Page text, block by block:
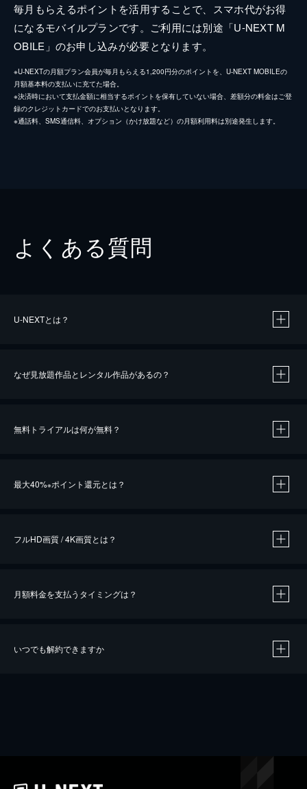
毎月もらえるポイントを活用することで、スマホ代がお得
になるモバイルプランです。ご利用には別途「U-NEXT M
OBILE」のお申し込みが必要となります。
※U-NEXTの月額プラン会員が毎月もらえる1,200円分のポイントを、U-NEXT MOBILEの
月額基本料の支払いに充てた場合。
※決済時において支払金額に相当するポイントを保有していない場合、差額分の料金はご登
録のクレジットカードでのお支払いとなります。
※通話料、SMS通信料、オプション（かけ放題など）の月額利用料は別途発生します。
よくある質問
U-NEXTとは？
なぜ見放題作品とレンタル作品があるの？
無料トライアルは何が無料？
最大40%※ポイント還元とは？
※40％ポイント還元の対象は、クレジットカード決済による作品の購入 / レンタルです。
iOSアプリのUコイン決済による作品の購入 / レンタルは、20％のポイント還元です。
フルHD画質 / 4K画質とは？
月額料金を支払うタイミングは？
いつでも解約できますか